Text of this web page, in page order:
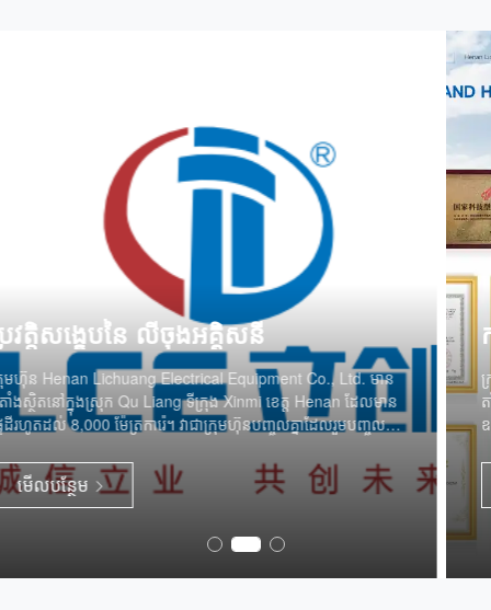
កម្លាំងសហគ្រាស
ក្រុមហ៊ុន Henan Lichuang Electrical Equipment Co., Ltd.
តាំងពីបង្កើតមក បានផ្តោតទៅលើការស្រាវជ្រាវ ការផលិត និងការលក់
ឧបករណ៍អគ្គិសនីទាំងមូលដែលមានថាមពលខ្ពស់ និងទាប ហើយបាន
អស់រយៈពេលជាងដប់ឆ្នាំ ដោយផ្អែកលើការប្រមូលផ្តុំបច្ចេកវិទ្យាដ៏រឹងមាំ
ប្រព័ន្ធត្រួតពិនិត្យគុណភាពដ៏តឹងរឹង និងគោលការណ៍អាជីវកម្មដ៏ស្ថេរ ដែល
បានធ្វើឱ្យក្រុមហ៊ុនក្លាយជាក្រុមហ៊ុនផលិតដ៏មានសមត្ថភាពនៅក្នុងឧស្សាហ
កម្មអគ្គិសនី។ ក្រុមហ៊ុនបានពឹងផ្អែកលើប្រព័ន្ធគ្រប់គ្រងផលិតកម្មដែលមាន
ធាតុដើមរហូតដល់ការចេញផលិតផលសម្រេច។ ក្រុមហ៊ុនបានជ្រើសរើស
មើលបន្ថែម